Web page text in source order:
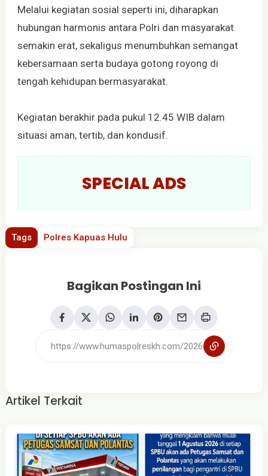
Melalui kegiatan sosial seperti ini, diharapkan
hubungan harmonis antara Polri dan masyarakat
semakin erat, sekaligus menumbuhkan semangat
kebersamaan serta budaya gotong royong di
tengah kehidupan bermasyarakat.
Kegiatan berakhir pada pukul 12.45 WIB dalam
situasi aman, tertib, dan kondusif.
SPECIAL ADS
Tags Polres Kapuas Hulu
Bagikan Postingan Ini
Artikel Terkait